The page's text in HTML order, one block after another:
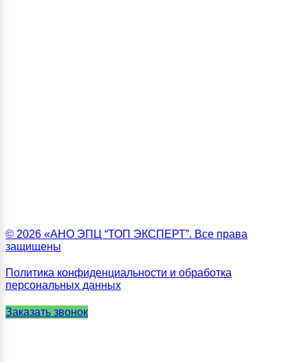
© 2026 «АНО ЭПЦ “ТОП ЭКСПЕРТ”. Все права
защищены
Политика конфиденциальности и обработка
персональных данных
Заказать звонок